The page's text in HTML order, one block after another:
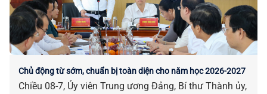
Chủ động từ sớm, chuẩn bị toàn diện cho năm học 2026-2027
Chiều 08-7, Ủy viên Trung ương Đảng, Bí thư Thành ủy,